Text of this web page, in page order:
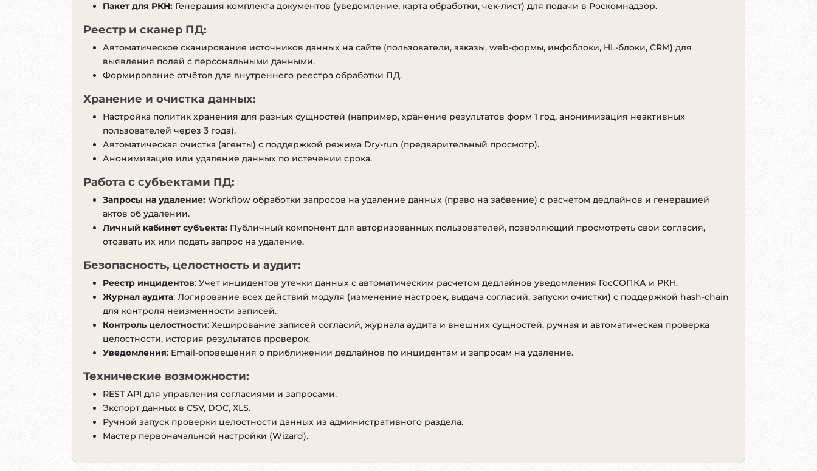
0.9.70 (9.04.2026)
Обновление 0.9.70
• Добавлена пагинация в реестр согласий.
• Оптимизирована серверная выборка данных реестра согласий.
• Добавлены индексы БД для ускорения фильтрации и загрузки реестра.
• Добавлена автоматическая миграция структуры БД для ранее установленных версий модуля.
• Приведены схемы MySQL и PostgreSQL к актуальной структуре ORM и сервисов модуля.
Пакет для РКН: Генерация комплекта документов (уведомление, карта обработки, чек-лист) для подачи в Роскомнадзор.
Реестр и сканер ПД:
Автоматическое сканирование источников данных на сайте (пользователи, заказы, web-формы, инфоблоки, HL-блоки, CRM) для
выявления полей с персональными данными.
Формирование отчётов для внутреннего реестра обработки ПД.
Хранение и очистка данных:
Настройка политик хранения для разных сущностей (например, хранение результатов форм 1 год, анонимизация неактивных
пользователей через 3 года).
Автоматическая очистка (агенты) с поддержкой режима Dry-run (предварительный просмотр).
Анонимизация или удаление данных по истечении срока.
Работа с субъектами ПД:
Запросы на удаление: Workflow обработки запросов на удаление данных (право на забвение) с расчетом дедлайнов и генерацией
актов об удалении.
Личный кабинет субъекта: Публичный компонент для авторизованных пользователей, позволяющий просмотреть свои согласия,
отозвать их или подать запрос на удаление.
Безопасность, целостность и аудит:
Реестр инцидентов: Учет инцидентов утечки данных с автоматическим расчетом дедлайнов уведомления ГосСОПКА и РКН.
Журнал аудита: Логирование всех действий модуля (изменение настроек, выдача согласий, запуски очистки) с поддержкой hash-chain
для контроля неизменности записей.
Контроль целостности: Хеширование записей согласий, журнала аудита и внешних сущностей, ручная и автоматическая проверка
целостности, история результатов проверок.
Уведомления: Email-оповещения о приближении дедлайнов по инцидентам и запросам на удаление.
Технические возможности:
REST API для управления согласиями и запросами.
Экспорт данных в CSV, DOC, XLS.
Ручной запуск проверки целостности данных из административного раздела.
Мастер первоначальной настройки (Wizard).